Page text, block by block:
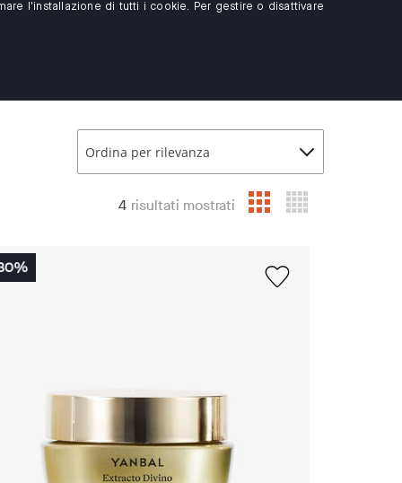
l'installazione di tutti i cookie. Per gestire o disattivare
Ordina per rilevanza
4 risultati mostrati